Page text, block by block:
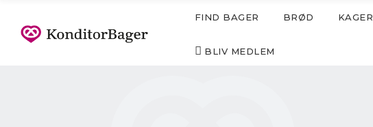
FIND BAGER BRØD KAGER
BLIV MEDLEM